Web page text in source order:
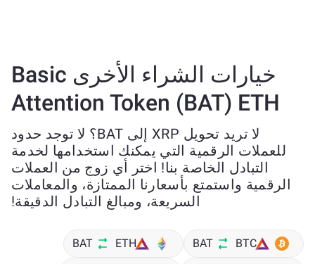
خيارات الشراء الأخرى Basic
Attention Token (BAT) ETH
لا تريد تحويل XRP إلى BAT؟ لا توجد حدود
للعملات الرقمية التي يمكنك استخدامها لخدمة
التبادل الخاصة بنا! اختر أي زوج من العملات
الرقمية واستمتع بأسعارنا الممتازة، والمعاملات
السريعة، ومبالغ التبادل الدقيقة!
BTC
BAT
ETH
BAT